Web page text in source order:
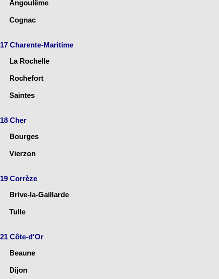
Angoulême
Cognac
17 Charente-Maritime
La Rochelle
Rochefort
Saintes
18 Cher
Bourges
Vierzon
19 Corrèze
Brive-la-Gaillarde
Tulle
21 Côte-d'Or
Beaune
Dijon